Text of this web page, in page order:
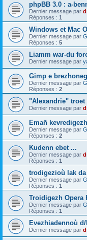
phpBB 3.0 : a-
Dernier message par
Réponses : 1
Windows et Mac
Dernier message par
Réponses : 5
Liamm war-du
Dernier message par
Gimp e
Dernier message par
Réponses : 2
"Alexandrie" troet
Dernier message par
Emañ
Dernier message par
Réponses : 2
Kudenn ebet ...
Dernier message par
Réponses : 1
trodigezioù lak
Dernier message par
Réponses : 1
Troidigezh Opera
Dernier message par
Réponses : 1
Evezhiadennoù
Dernier message par